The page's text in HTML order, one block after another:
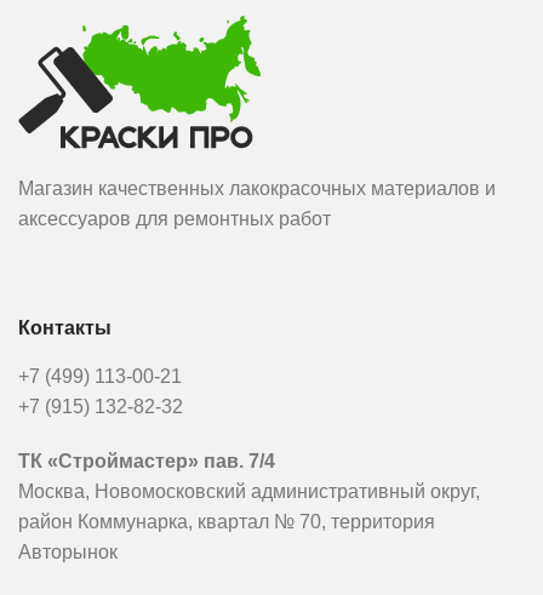
Магазин качественных лакокрасочных материалов и
аксессуаров для ремонтных работ
Контакты
+7 (499) 113-00-21
+7 (915) 132-82-32
ТК «Строймастер» пав. 7/4
Москва, Новомосковский административный округ,
район Коммунарка, квартал № 70, территория
Авторынок